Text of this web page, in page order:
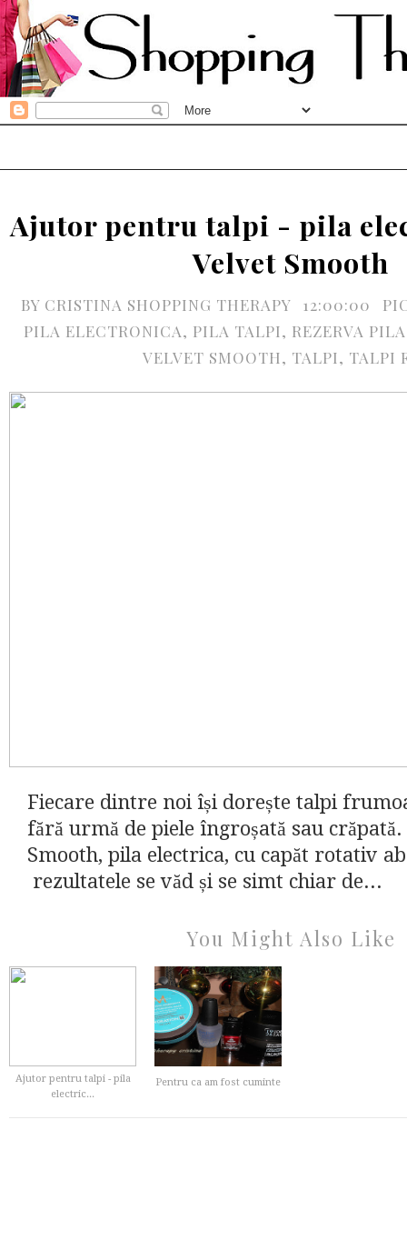
Ajutor pentru talpi - pila
Velvet Smooth
BY CRISTINA SHOPPING THERAPY 12:00:00
PILA ELECTRONICA, PILA TALPI, REZERVA PILA
VELVET SMOOTH, TALPI, TALPI
Fiecare dintre noi își dorește talpi
fără urmă de piele îngroșată sau crăpată.
Smooth, pila electrica, cu capăt rotativ
rezultatele se văd și se simt chiar de...
You Might Also Like
Ajutor pentru talpi - pila
electric...
Pentru ca am fost cuminte